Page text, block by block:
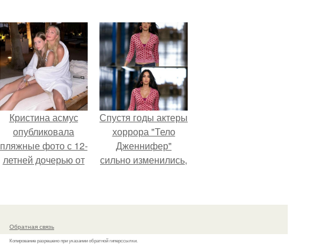
Кристина асмус
опубликовала
пляжные фото с 12-
летней дочерью от
Спустя годы актеры
хоррора "Тело
Дженнифер"
сильно изменились,
кумиров до
Обратная связь
Копирование разрешено при указании обратной гиперссылки.